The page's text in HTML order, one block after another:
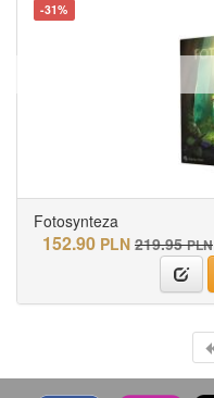
-31%
Fotosynteza
152.90 PLN 219.95 PLN